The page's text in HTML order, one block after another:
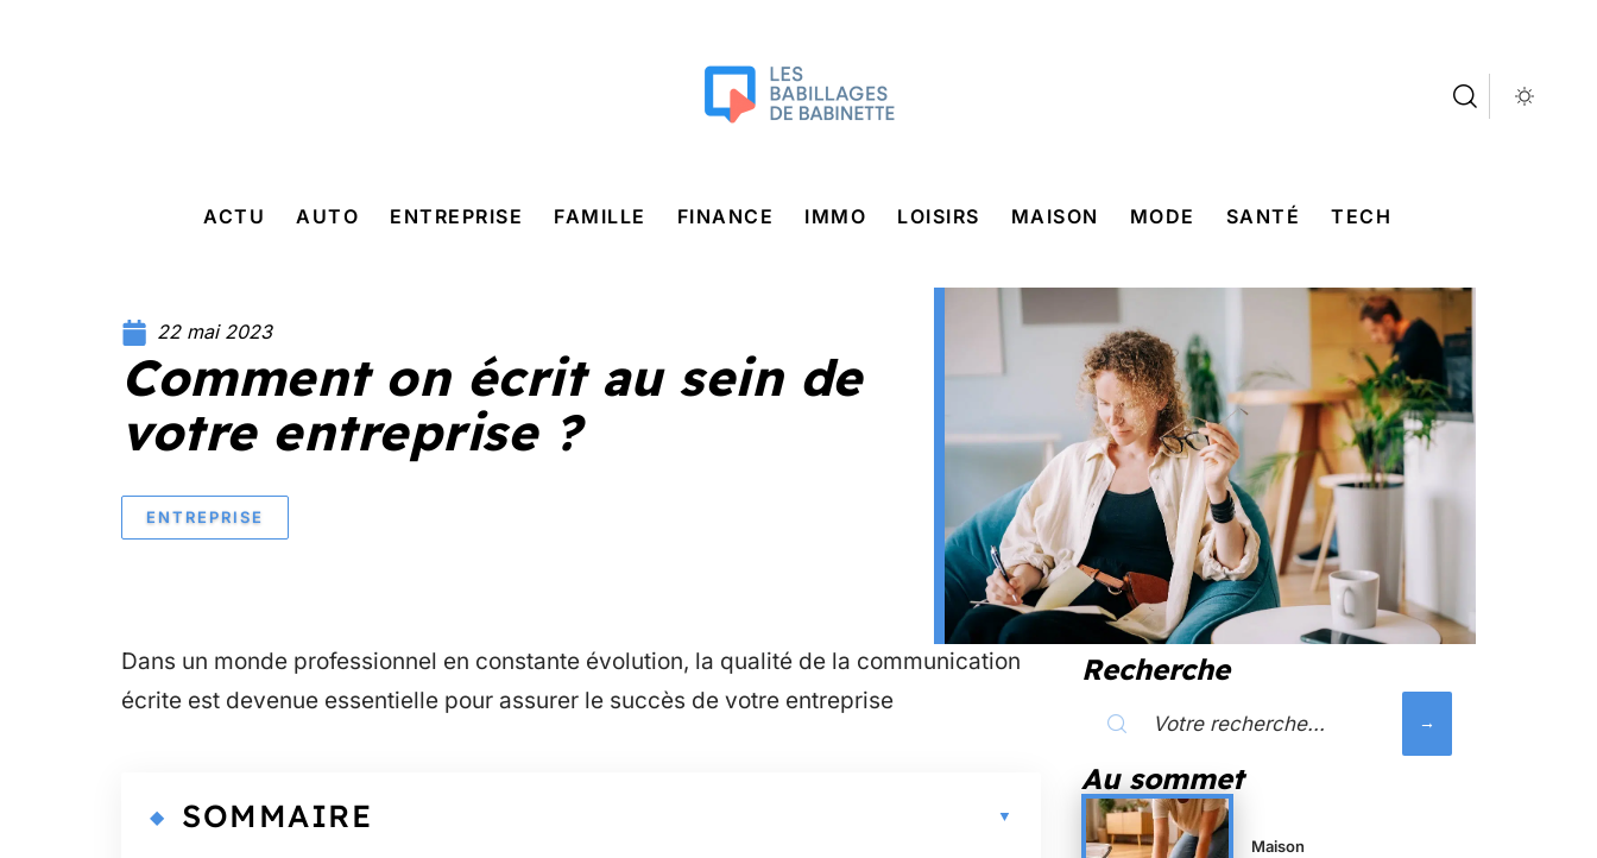
ACTU AUTO ENTREPRISE FAMILLE FINANCE IMMO LOISIRS MAISON MODE SANTÉ TECH
22 mai 2023
Comment on écrit au sein de
votre entreprise ?
ENTREPRISE
Dans un monde professionnel en constante évolution, la qualité de la communication
écrite est devenue essentielle pour assurer le succès de votre entreprise
SOMMAIRE
Recherche
Au sommet
Maison